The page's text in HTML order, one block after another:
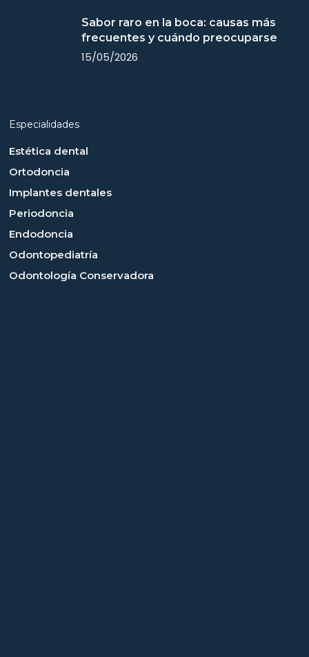
Sabor raro en la boca: causas más
frecuentes y cuándo preocuparse
15/05/2026
Especialidades
Estética dental
Ortodoncia
Implantes dentales
Periodoncia
Endodoncia
Odontopediatría
Odontología Conservadora